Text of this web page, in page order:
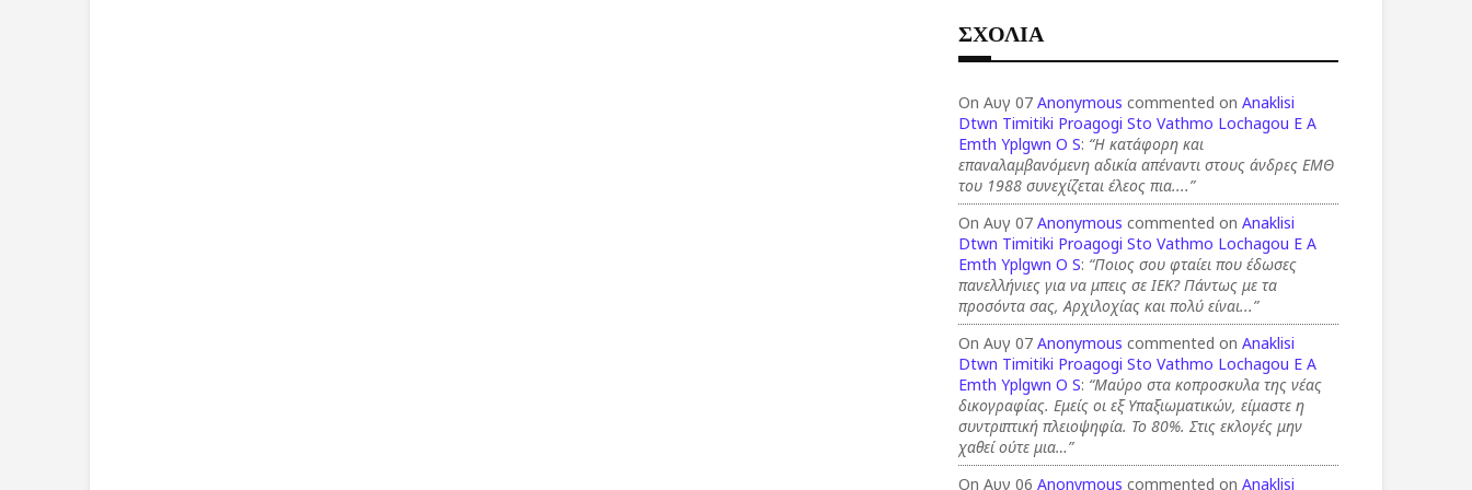
ΣΧΟΛΙΑ
On Αυγ 07Anonymous commented onAnaklisi
Dtwn Timitiki Proagogi Sto Vathmo Lochagou E A
Emth Yplgwn O S: “Η κατάφορη και
επαναλαμβανόμενη αδικία απέναντι στους άνδρες ΕΜΘ
του 1988 συνεχίζεται έλεος πια....”
On Αυγ 07Anonymous commented onAnaklisi
Dtwn Timitiki Proagogi Sto Vathmo Lochagou E A
Emth Yplgwn O S: “Ποιος σου φταίει που έδωσες
πανελλήνιες για να μπεις σε ΙΕΚ? Πάντως με τα
προσόντα σας, Αρχιλοχίας και πολύ είναι...”
On Αυγ 07Anonymous commented onAnaklisi
Dtwn Timitiki Proagogi Sto Vathmo Lochagou E A
Emth Yplgwn O S: “Μαύρο στα κοπροσκυλα της νέας
δικογραφίας. Εμείς οι εξ Υπαξιωματικών, είμαστε η
συντριπτική πλειοψηφία. Το 80%. Στις εκλογές μην
χαθεί ούτε μια…”
On Αυγ 06Anonymous commented onAnaklisi